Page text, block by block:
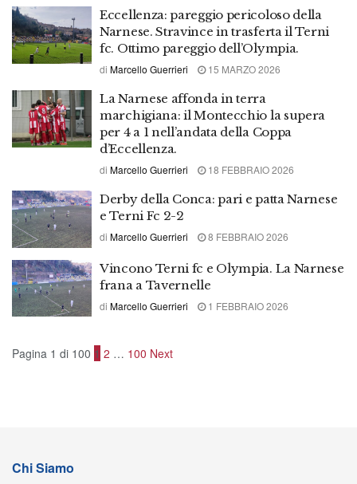
Eccellenza: pareggio pericoloso della
Narnese. Stravince in trasferta il Terni
fc. Ottimo pareggio dell’Olympia.
di Marcello Guerrieri 15 MARZO 2026
La Narnese affonda in terra
marchigiana: il Montecchio la supera
per 4 a 1 nell’andata della Coppa
d’Eccellenza.
di Marcello Guerrieri 18 FEBBRAIO 2026
Derby della Conca: pari e patta Narnese
e Terni Fc 2-2
di Marcello Guerrieri 8 FEBBRAIO 2026
Vincono Terni fc e Olympia. La Narnese
frana a Tavernelle
di Marcello Guerrieri 1 FEBBRAIO 2026
Pagina 1 di 100 1 2 … 100 Next
Chi Siamo